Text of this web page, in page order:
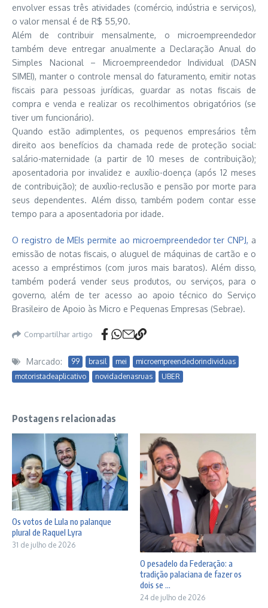
envolver essas três atividades (comércio, indústria e serviços),
o valor mensal é de R$ 55,90.
Além de contribuir mensalmente, o microempreendedor
também deve entregar anualmente a Declaração Anual do
Simples Nacional – Microempreendedor Individual (DASN
SIMEI), manter o controle mensal do faturamento, emitir notas
fiscais para pessoas jurídicas, guardar as notas fiscais de
compra e venda e realizar os recolhimentos obrigatórios (se
tiver um funcionário).
Quando estão adimplentes, os pequenos empresários têm
direito aos benefícios da chamada rede de proteção social:
salário-maternidade (a partir de 10 meses de contribuição);
aposentadoria por invalidez e auxílio-doença (após 12 meses
de contribuição); de auxílio-reclusão e pensão por morte para
seus dependentes. Além disso, também podem contar esse
tempo para a aposentadoria por idade.
O registro de MEIs permite ao microempreendedor ter CNPJ, a
emissão de notas fiscais, o aluguel de máquinas de cartão e o
acesso a empréstimos (com juros mais baratos). Além disso,
também poderá vender seus produtos, ou serviços, para o
governo, além de ter acesso ao apoio técnico do Serviço
Brasileiro de Apoio às Micro e Pequenas Empresas (Sebrae).
Compartilhar artigo
Marcado: 99 brasil mei
microempreendedorindividuas
motoristadeaplicativo
novidadenasruas UBER
Postagens relacionadas
Os votos de Lula no palanque
plural de Raquel Lyra
31 de julho de 2026
O pesadelo da Federação: a
tradição palaciana de fazer os
dois se ...
24 de julho de 2026